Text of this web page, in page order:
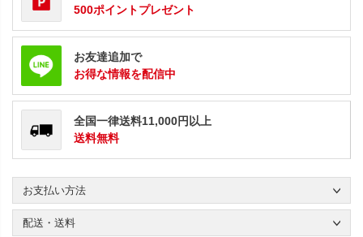
500ポイントプレゼント
お友達追加で
お得な情報を配信中
全国一律送料11,000円以上
送料無料
お支払い方法
配送・送料